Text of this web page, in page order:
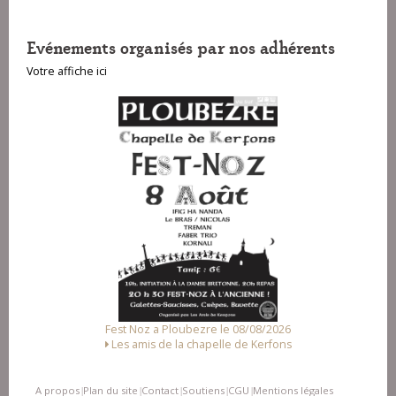
Evénements organisés par nos adhérents
Votre affiche ici
Fest Noz a Ploubezre le 08/08/2026
Les amis de la chapelle de Kerfons
A propos Plan du site Contact Soutiens CGU Mentions légales